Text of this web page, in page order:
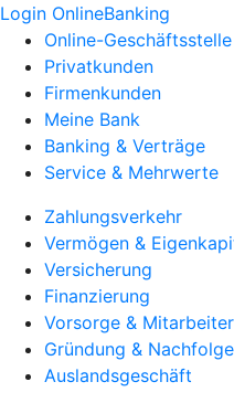
Login OnlineBanking
Online-Geschäftsstelle
Privatkunden
Firmenkunden
Meine Bank
Banking & Verträge
Service & Mehrwerte
Zahlungsverkehr
Vermögen &
Versicherung
Finanzierung
Vorsorge &
Gründung & Nachfolge
Auslandsgeschäft